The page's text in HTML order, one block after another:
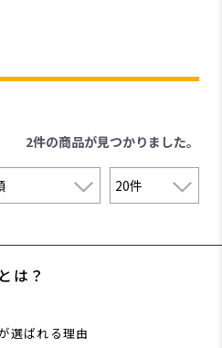
2件の商品が見つかりました。
は？
選ばれる理由